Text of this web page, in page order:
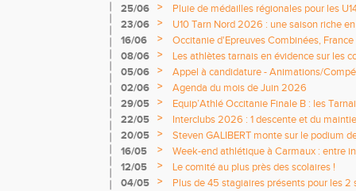
25/06
>
Pluie de médailles régionales pour les
23/06
>
U10 Tarn Nord 2026 : une saison riche
émotions
16/06 >
Occitanie d'Epreuves Combinées,
National de Castres
08/06 >
Les athlètes tarnais en évidence sur les
05/06
>
Appel à candidature - Animations/
2026 / 2027
02/06 >
Agenda du mois de Juin 2026
29/05
>
Equip’Athlé Occitanie Finale B : les
22/05
>
Interclubs 2026 : 1 descente et du
20/05
>
Steven GALIBERT monte sur le podium
16/05
>
Week-end athlétique à Carmaux : entre
départementaux jeunes
12/05 >
Le comité au plus près des scolaires !
04/05
>
Plus de 45 stagiaires présents pour les 2